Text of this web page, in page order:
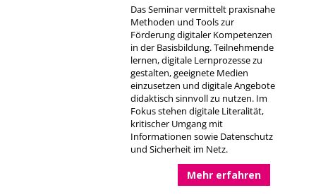
Das Seminar vermittelt praxisnahe
Methoden und Tools zur
Förderung digitaler Kompetenzen
in der Basisbildung. Teilnehmende
lernen, digitale Lernprozesse zu
gestalten, geeignete Medien
einzusetzen und digitale Angebote
didaktisch sinnvoll zu nutzen. Im
Fokus stehen digitale Literalität,
kritischer Umgang mit
Informationen sowie Datenschutz
und Sicherheit im Netz.
Mehr erfahren